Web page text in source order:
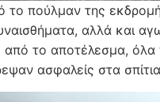
το πούλμαν της
αλλά και
το αποτέλεσμα, όλα
ασφαλείς στα